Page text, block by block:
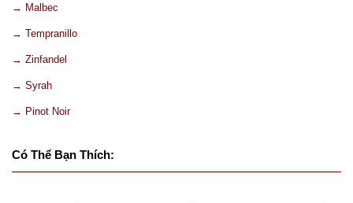
→ Malbec
→ Tempranillo
→ Zinfandel
→ Syrah
→ Pinot Noir
Có Thể Bạn Thích: